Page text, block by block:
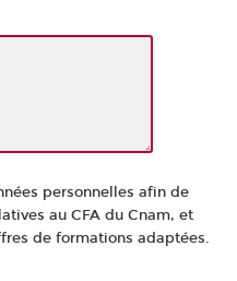
personnelles afin de
au CFA du Cnam, et
de formations adaptées.